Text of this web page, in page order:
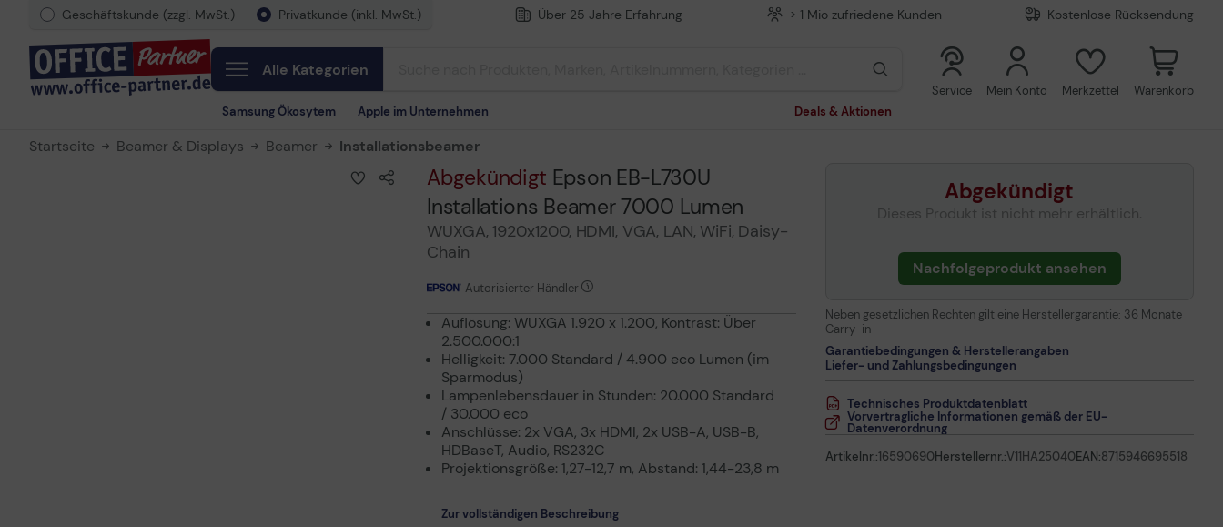
Geschäftskunde (zzgl. MwSt.) Privatkunde (inkl. MwSt.) Über 25 Jahre Erfahrung > 1 Mio zufriedene Kunden Kostenlose Rücksendung
Alle Kategorien
Samsung Ökosytem Apple im Unternehmen Deals & Aktionen
Service Mein Konto Merkzettel Warenkorb
Startseite Beamer & Displays Beamer Installationsbeamer
Abgekündigt Epson EB-L730U
Installations Beamer 7000 Lumen
WUXGA, 1920x1200, HDMI, VGA, LAN, WiFi, Daisy-
Chain
Autorisierter Händler
Auflösung: WUXGA 1.920 x 1.200, Kontrast: Über
2.500.000:1
Helligkeit: 7.000 Standard / 4.900 eco Lumen (im
Sparmodus)
Lampenlebensdauer in Stunden: 20.000 Standard
/ 30.000 eco
Anschlüsse: 2x VGA, 3x HDMI, 2x USB-A, USB-B,
HDBaseT, Audio, RS232C
Projektionsgröße: 1,27-12,7 m, Abstand: 1,44-23,8 m
Zur vollständigen Beschreibung
Abgekündigt
Dieses Produkt ist nicht mehr erhältlich.
Nachfolgeprodukt ansehen
Neben gesetzlichen Rechten gilt eine Herstellergarantie: 36 Monate
Carry-in
Garantiebedingungen & Herstellerangaben
Liefer- und Zahlungsbedingungen
Technisches Produktdatenblatt
Vorvertragliche Informationen gemäß der EU-
Datenverordnung
Artikelnr.:16590690Herstellernr.:V11HA25040EAN:8715946695518